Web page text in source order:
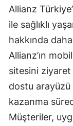
Allianz
ile sağlıklı
hakkında
Allianz’ın
sitesini ziyaret
dostu arayüzü
kazanma
Müşteriler,